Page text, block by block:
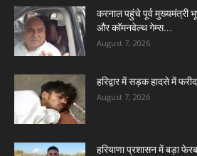
करनाल पहुंचे पूर्व मुख्यमंत्री
और कॉमनवेल्थ गेम्स...
August 7, 2026
हरिद्वार में सड़क हादसे में
August 7, 2026
हरियाणा प्रशासन में बड़ा